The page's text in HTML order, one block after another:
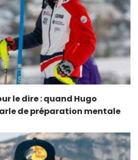
le dire : quand Hugo
de préparation mentale